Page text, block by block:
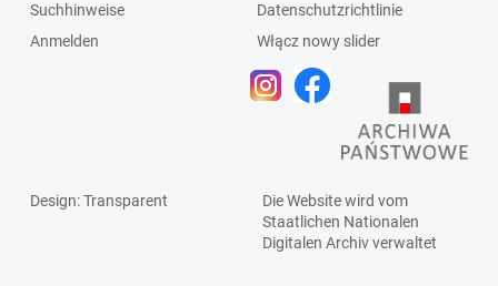
Suchhinweise
Anmelden
Datenschutzrichtlinie
Włącz nowy slider
Design: Transparent
Die Website wird vom
Staatlichen Nationalen
Digitalen Archivverwaltet